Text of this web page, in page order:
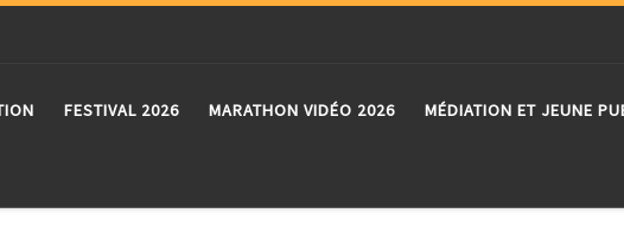
FESTIVAL 2026 MARATHON VIDÉO 2026 MÉDIATION ET JEUNE